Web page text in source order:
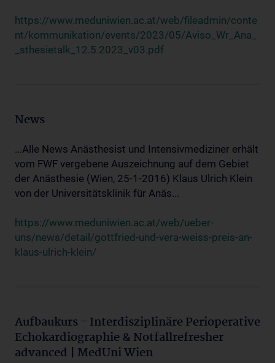
https://www.meduniwien.ac.at/web/fileadmin/conte
nt/kommunikation/events/2023/05/Aviso_Wr_Ana_
_sthesietalk_12.5.2023_v03.pdf
News
...Alle News Anästhesist und Intensivmediziner erhält
vom FWF vergebene Auszeichnung auf dem Gebiet
der Anästhesie (Wien, 25-1-2016) Klaus Ulrich Klein
von der Universitätsklinik für Anäs...
https://www.meduniwien.ac.at/web/ueber-
uns/news/detail/gottfried-und-vera-weiss-preis-an-
klaus-ulrich-klein/
Aufbaukurs - Interdisziplinäre Perioperative
Echokardiographie & Notfallrefresher
advanced | MedUni Wien